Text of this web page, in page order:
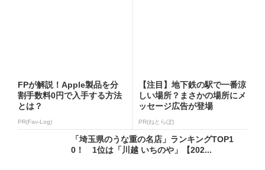
FPが解説！Apple製品を分
割手数料0円で入手する方法
とは？
PR(Fav-Log)
【注目】地下鉄の駅で一番涼
しい場所？まさかの場所にメ
ッセージ広告が登場
PR(ねとらぼ)
「埼玉県のうな重の名店」ランキングTOP1
0！ 1位は「川越 いちのや」【202...